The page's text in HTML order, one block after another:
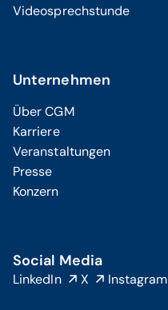
Videosprechstunde
Unternehmen
Über CGM
Karriere
Veranstaltungen
Presse
Konzern
Social Media
LinkedIn X Instagram